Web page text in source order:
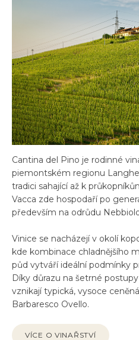
Cantina del Pino je rodinné
piemontském regionu
tradici sahající až k
Vacca zde hospodaří po
především na odrůdu
Vinice se nacházejí v okolí
kde kombinace chladnějšího
půd vytváří ideální podmínky
Díky důrazu na šetrné
vznikají typická, vysoce
Barbaresco Ovello.
VÍCE O VINAŘSTVÍ